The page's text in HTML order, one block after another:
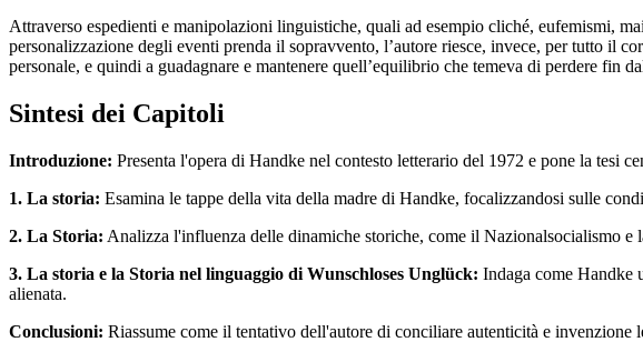
Attraverso espedienti e manipolazioni linguistiche, quali ad esempio cliché, eufemismi,
personalizzazione degli eventi prenda il sopravvento, l’autore riesce, invece, per tutto il
personale, e quindi a guadagnare e mantenere quell’equilibrio che temeva di perdere fin
Sintesi dei Capitoli
Introduzione: Presenta l'opera di Handke nel contesto letterario del 1972 e pone la tesi
1. La storia: Esamina le tappe della vita della madre di Handke, focalizzandosi sulle
2. La Storia: Analizza l'influenza delle dinamiche storiche, come il Nazionalsocialismo e
3. La storia e la Storia nel linguaggio di Wunschloses Unglück: Indaga come Handke
alienata.
Conclusioni: Riassume come il tentativo dell'autore di conciliare autenticità e invenzione